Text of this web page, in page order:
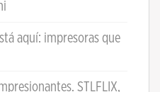
aquí: impresoras que
STLFLIX,